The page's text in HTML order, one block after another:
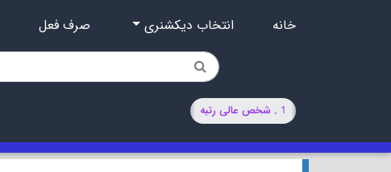
خانه انتخاب دیکشنری صرف فعل
1 . شخص عالی رتبه